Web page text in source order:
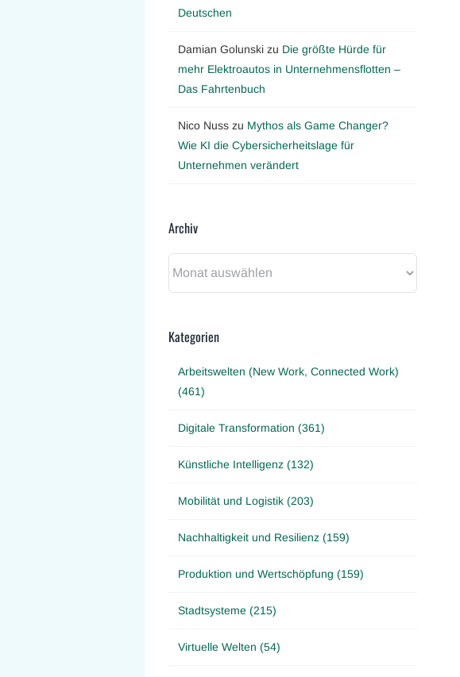
Deutschen
Damian Golunski zu Die größte Hürde für
mehr Elektroautos in Unternehmensflotten –
Das Fahrtenbuch
Nico Nuss zu Mythos als Game Changer?
Wie KI die Cybersicherheitslage für
Unternehmen verändert
Archiv
Kategorien
Arbeitswelten (New Work, Connected Work)
(461)
Digitale Transformation (361)
Künstliche Intelligenz (132)
Mobilität und Logistik (203)
Nachhaltigkeit und Resilienz (159)
Produktion und Wertschöpfung (159)
Stadtsysteme (215)
Virtuelle Welten (54)